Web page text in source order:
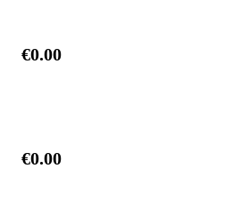
€0.00
€0.00